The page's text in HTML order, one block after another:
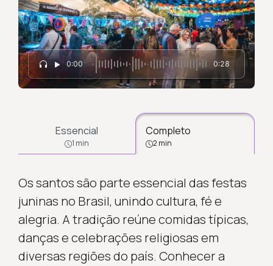
0:00 0:28
Essencial
1 min
Completo
2 min
Os santos são parte essencial das festas
juninas no Brasil, unindo cultura, fé e
alegria. A tradição reúne comidas típicas,
danças e celebrações religiosas em
diversas regiões do país. Conhecer a